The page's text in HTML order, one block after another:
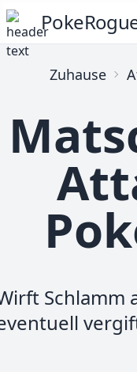
Zuhause
Schlamm